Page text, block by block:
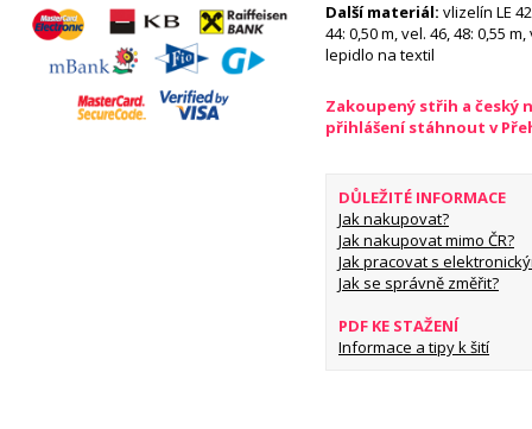
Další materiál: vlizelín LE
44: 0,50 m, vel. 46, 48: 0,55
lepidlo na textil
Zakoupený střih a český
přihlášení stáhnout v
DŮLEŽITÉ INFORMACE
Jak nakupovat?
Jak nakupovat mimo ČR?
Jak pracovat s
Jak se správně změřit?
PDF KE STAŽENÍ
Informace a tipy k šití